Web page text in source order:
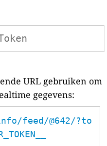
URL gebruiken om
gegevens:
feed/@642/?to